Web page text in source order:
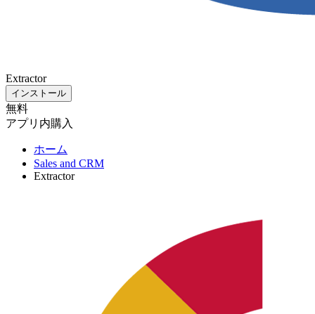
Extractor
インストール
無料
アプリ内購入
ホーム
Sales and CRM
Extractor